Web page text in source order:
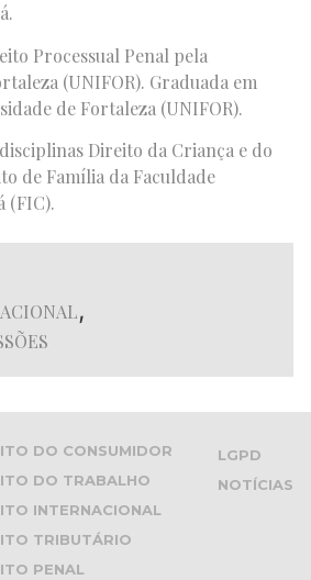
Processual Penal pela
(UNIFOR). Graduada em
de Fortaleza (UNIFOR).
Direito da Criança e do
de Família da Faculdade
(FIC).
,
DO CONSUMIDOR
DO TRABALHO
INTERNACIONAL
TRIBUTÁRIO
PENAL
LGPD
NOTÍCIAS